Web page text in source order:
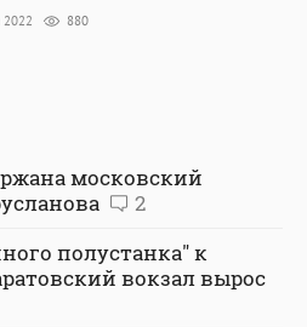
2022 880
московский
2
полустанка" к
вокзал вырос